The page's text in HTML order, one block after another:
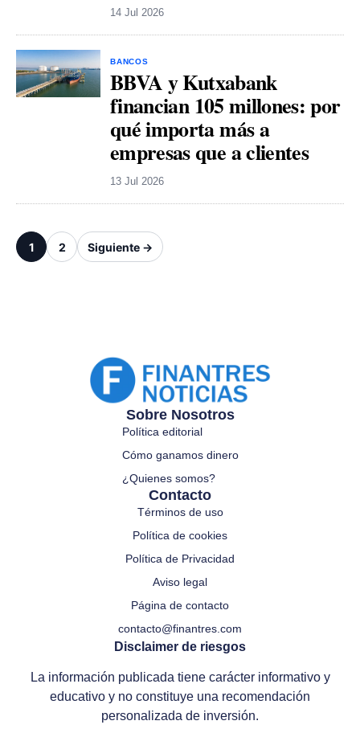
14 Jul 2026
BANCOS
BBVA y Kutxabank
financian 105 millones: por
qué importa más a
empresas que a clientes
13 Jul 2026
1 2 Siguiente →
Sobre Nosotros
Política editorial
Cómo ganamos dinero
¿Quienes somos?
Contacto
Términos de uso
Política de cookies
Política de Privacidad
Aviso legal
Página de contacto
contacto@finantres.com
Disclaimer de riesgos
La información publicada tiene carácter informativo y
educativo y no constituye una recomendación
personalizada de inversión.